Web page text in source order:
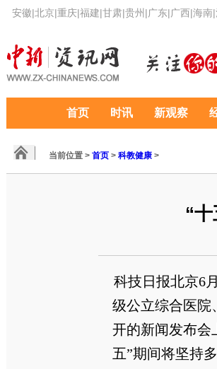
安徽|北京|重庆|福建|甘肃|贵州 |广东|广西|海南|
首页 时讯 新观察
当前位置 > 首页 > 科教健康 >
“
科技日报北京6
级公立综合医院
开的新闻发布会
五”期间将坚持